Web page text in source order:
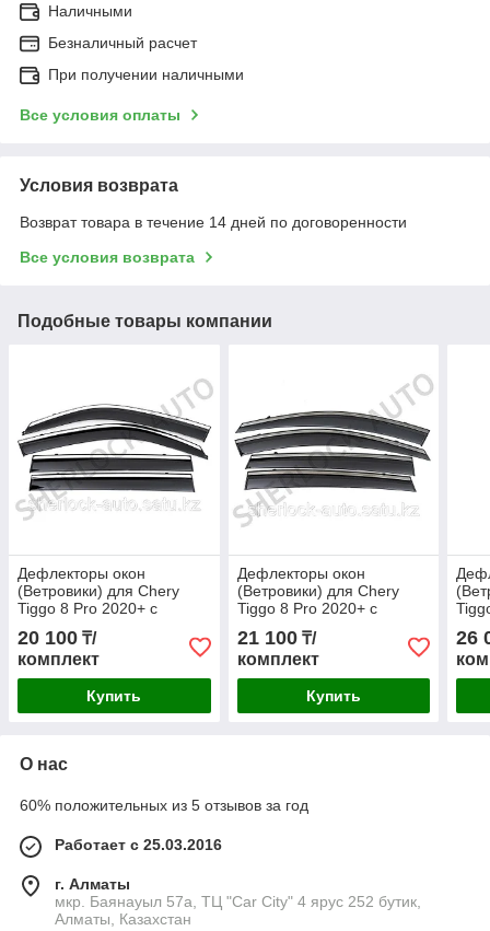
Наличными
Безналичный расчет
При получении наличными
Все условия оплаты
Условия возврата
Возврат товара в течение 14 дней по договоренности
Все условия возврата
Подобные товары компании
Дефлекторы окон
(Ветровики) для Chery
Tiggo 8 Pro 2020+ с
металлическим
молдингом
20 100 ₸/
комплект
Купить
Дефлекторы окон
(Ветровики) для Chery
Tiggo 8 Pro 2020+ с
тёмным металлическим
молдингом
21 100₸/
комплект
Купить
26
О нас
60% положительных из 5 отзывов за год
Работает с 25.03.2016
г. Алматы
мкр. Баянауыл 57а, ТЦ "Car Сity" 4 ярус 252 бутик,
Алматы, Казахстан